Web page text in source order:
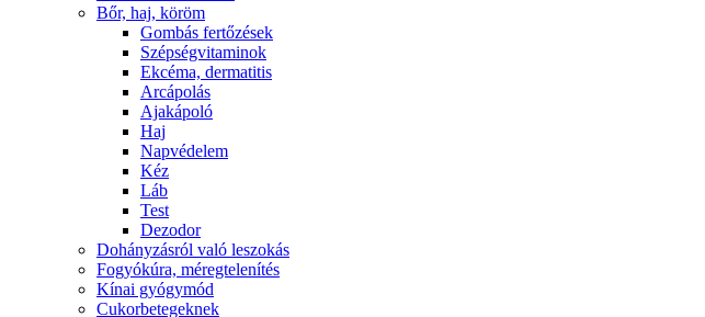
Bőr, haj, köröm
Gombás fertőzések
Szépségvitaminok
Ekcéma, dermatitis
Arcápolás
Ajakápoló
Haj
Napvédelem
Kéz
Láb
Test
Dezodor
Dohányzásról való leszokás
Fogyókúra, méregtelenítés
Kínai gyógymód
Cukorbetegeknek